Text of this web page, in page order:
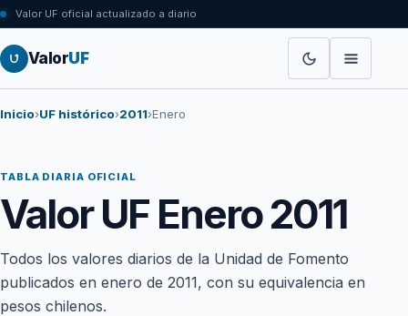
Valor UF oficial actualizado a diario
ValorUF
Inicio›UF histórico›2011›Enero
TABLA DIARIA OFICIAL
Valor UF Enero 2011
Todos los valores diarios de la Unidad de Fomento
publicados en enero de 2011, con su equivalencia en
pesos chilenos.